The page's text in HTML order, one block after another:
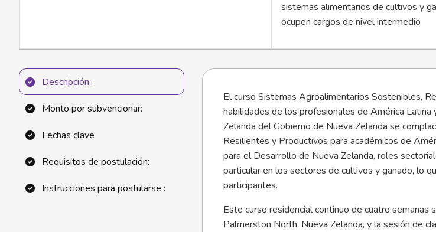
sistemas alimentarios de cultivos y
ocupen cargos de nivel intermedio
Descripción:
Monto por subvencionar:
Fechas clave
Requisitos de postulación:
Instrucciones para postularse :
El curso Sistemas Agroalimentarios Sostenibles,
habilidades de los profesionales de América
Zelanda del Gobierno de Nueva Zelanda se
Resilientes y Productivos para académicos de
para el Desarrollo de Nueva Zelanda, roles
particular en los sectores de cultivos y ganado, lo
participantes.
Este curso residencial continuo de cuatro
Palmerston North, Nueva Zelanda, y la sesión de